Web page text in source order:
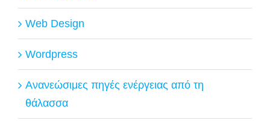
Web Design
Wordpress
Ανανεώσιμες πηγές ενέργειας από τη
θάλασσα